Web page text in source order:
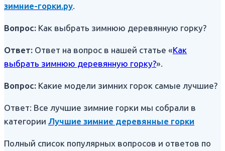
зимние-горки.ру.
Вопрос: Как выбрать зимнюю деревянную горку?
Ответ: Ответ на вопрос в нашей статье «Как
выбрать зимнюю деревянную горку?».
Вопрос: Какие модели зимних горок самые лучшие?
Ответ: Все лучшие зимние горки мы собрали в
категории Лучшие зимние деревянные горки
Полный список популярных вопросов и ответов по